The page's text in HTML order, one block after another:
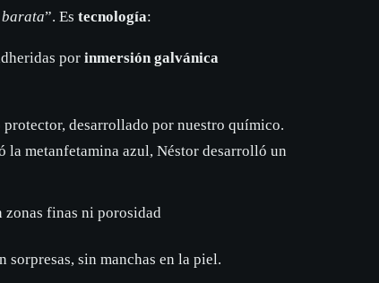
”. Es tecnología:
por inmersión galvánica
desarrollado por nuestro químico.
metanfetamina azul, Néstor desarrolló un
zonas finas ni porosidad
sorpresas, sin manchas en la piel.